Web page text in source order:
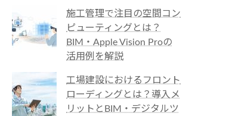
施工管理で注目の空間コン
ピューティングとは？
BIM・Apple Vision Proの
活用例を解説
工場建設におけるフロント
ローディングとは？導入メ
リットとBIM・デジタルツ